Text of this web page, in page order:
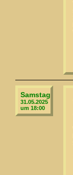
Samstag
31.05.2025
um 18:00